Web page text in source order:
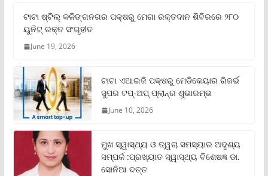
ଟାଟା ଷ୍ଟିଲ୍‌ କଳିଙ୍ଗନଗର ପକ୍ଷରୁ ମେଗା ରକ୍ତଦାନ ଶିବିରରେ ୨୮୦
ୟୁନିଟ୍‌ ରକ୍ତ ସଂଗୃହୀତ
June 19, 2026
ଟାଟା ଏଆଇଜି ପକ୍ଷରୁ ମେଡିକେୟାର ରିଜର୍ଭ
ସୁପର ଟପ୍‌-ଅପ୍ ପ୍ଲାନ୍‌ର ଶୁଭାରମ୍ଭ
June 10, 2026
ମୁଖ ସ୍ୱାସ୍ଥ୍ୟ ଓ ତ୍ୱଚା ସମସ୍ୟାର ଅଦୃଶ୍ୟ
ସମ୍ପର୍କ :ପ୍ରଖ୍ୟାତ ସ୍ୱାସ୍ଥ୍ୟ ବିଶେଷଜ୍ଞ ଡା.
ସୋନିଆ ଦତ୍ତ